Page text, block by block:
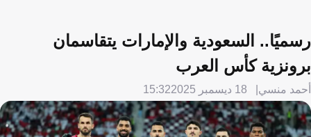
رسميًا.. السعودية والإمارات يتقاسمان
برونزية كأس العرب
أحمد منسي 18 ديسمبر 2025 15:32